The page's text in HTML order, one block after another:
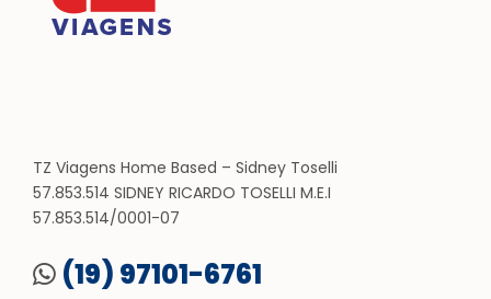
TZ Viagens Home Based – Sidney Toselli
57.853.514 SIDNEY RICARDO TOSELLI M.E.I
57.853.514/0001-07
(19) 97101-6761